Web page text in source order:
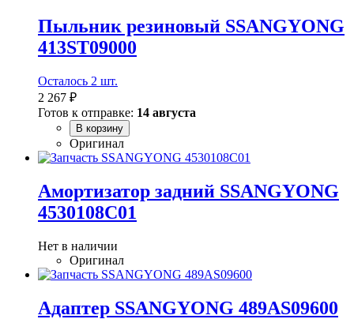
Пыльник резиновый SSANGYONG
413ST09000
Осталось 2 шт.
2 267 ₽
Готов к отправке: 14 августа
В корзину
Оригинал
Амортизатор задний SSANGYONG
4530108C01
Нет в наличии
Оригинал
Адаптер SSANGYONG 489AS09600